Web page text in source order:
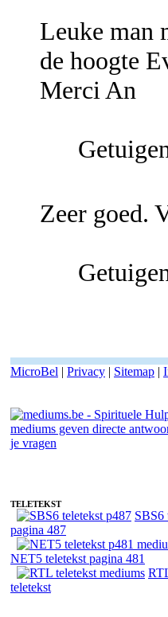
Leuke man
de hoogte
Merci An
Zeer goed.
MicroBel | Privacy | Sitemap |
TELETEKST
SBS6
pagina 487
NET5 teletekst pagina 481
teletekst